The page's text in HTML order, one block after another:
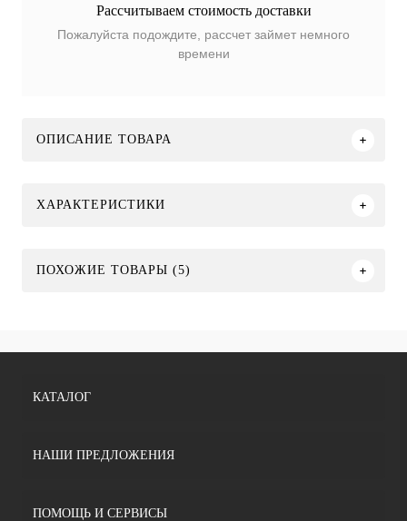
Рассчитываем стоимость доставки
Пожалуйста подождите, рассчет займет немного
времени
ОПИСАНИЕ ТОВАРА
ХАРАКТЕРИСТИКИ
ПОХОЖИЕ ТОВАРЫ (5)
КАТАЛОГ
НАШИ ПРЕДЛОЖЕНИЯ
ПОМОЩЬ И СЕРВИСЫ